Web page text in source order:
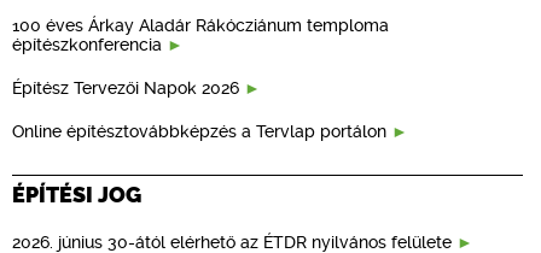
100 éves Árkay Aladár Rákócziánum temploma
építészkonferencia
Építész Tervezői Napok 2026
Online építésztovábbképzés a Tervlap portálon
ÉPÍTÉSI JOG
2026. június 30-ától elérhető az ÉTDR nyilvános felülete